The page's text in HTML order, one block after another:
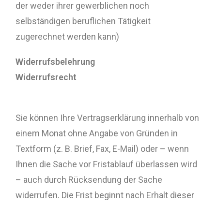
der weder ihrer gewerblichen noch
selbständigen beruflichen Tätigkeit
zugerechnet werden kann)
Widerrufsbelehrung
Widerrufsrecht
Sie können Ihre Vertragserklärung innerhalb von
einem Monat ohne Angabe von Gründen in
Textform (z. B. Brief, Fax, E-Mail) oder – wenn
Ihnen die Sache vor Fristablauf überlassen wird
– auch durch Rücksendung der Sache
widerrufen. Die Frist beginnt nach Erhalt dieser